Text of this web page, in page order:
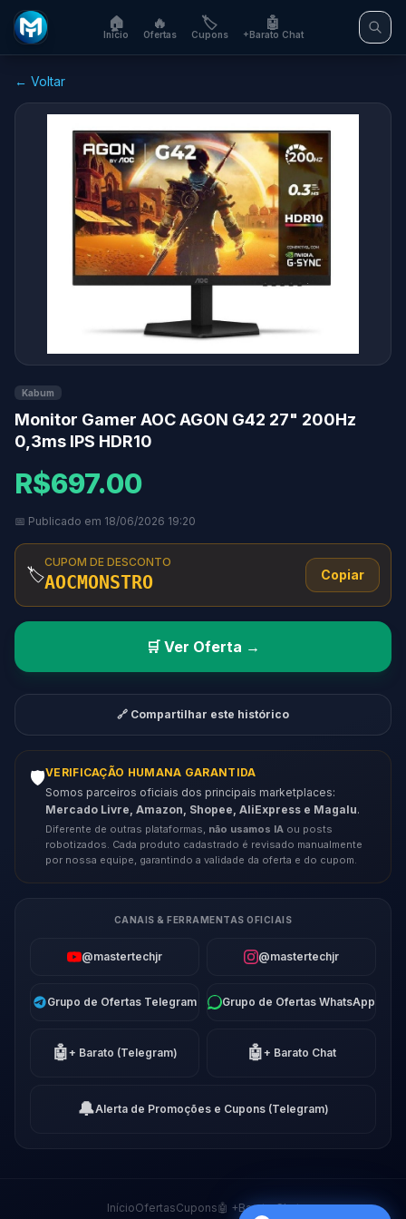
🏠
Início
🔥
Ofertas
🏷️
Cupons
🤖
+Barato Chat
← Voltar
Kabum
Monitor Gamer AOC AGON G42 27" 200Hz
0,3ms IPS HDR10
R$697.00
📅 Publicado em 18/06/2026 19:20
🏷️
CUPOM DE DESCONTO
AOCMONSTRO Copiar
🛒 Ver Oferta →
🔗 Compartilhar este histórico
🛡️VERIFICAÇÃO HUMANA GARANTIDA
Somos parceiros oficiais dos principais marketplaces:
Mercado Livre, Amazon, Shopee, AliExpress e Magalu.
Diferente de outras plataformas, não usamos IA ou posts
robotizados. Cada produto cadastrado é revisado manualmente
por nossa equipe, garantindo a validade da oferta e do cupom.
CANAIS & FERRAMENTAS OFICIAIS
@mastertechjr @mastertechjr
Grupo de Ofertas Telegram Grupo de Ofertas WhatsApp
🤖+ Barato (Telegram) 🤖+ Barato Chat
🔔Alerta de Promoções e Cupons (Telegram)
InícioOfertasCupons🤖 +Barato Chat